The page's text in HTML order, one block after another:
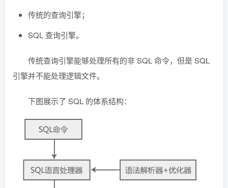
传统的查询引擎；
SQL 查询引擎。
传统查询引擎能够处理所有的非 SQL 命令，但是 SQL
引擎并不能处理逻辑文件。
下图展示了 SQL 的体系结构：